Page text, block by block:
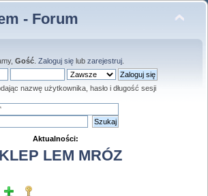
- Forum
Gość. Zaloguj sięlub zarejestruj.
nazwę użytkownika, hasło i długość sesji
Aktualności:
LEM MRÓZ